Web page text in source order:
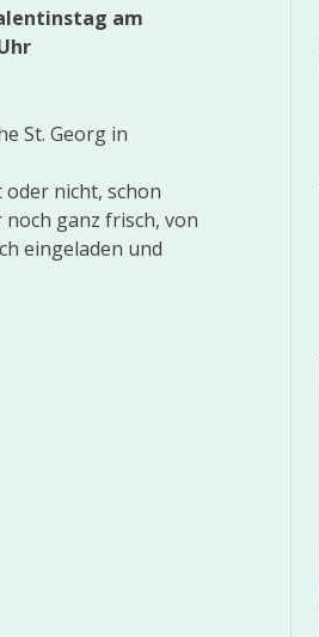
am
St. Georg in
nicht, schon
ganz frisch, von
eingeladen und